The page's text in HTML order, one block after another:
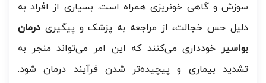
سوزش و گاهی خونریزی همراه است. بسیاری از افراد به
دلیل حس خجالت، از مراجعه به پزشک و پیگیری درمان
بواسیر خودداری می‌کنند که این امر می‌تواند منجر به
تشدید بیماری و پیچیده‌تر شدن فرآیند درمان شود.